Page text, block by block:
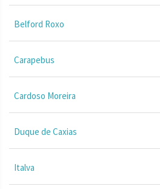
Belford Roxo
Carapebus
Cardoso Moreira
Duque de Caxias
Italva